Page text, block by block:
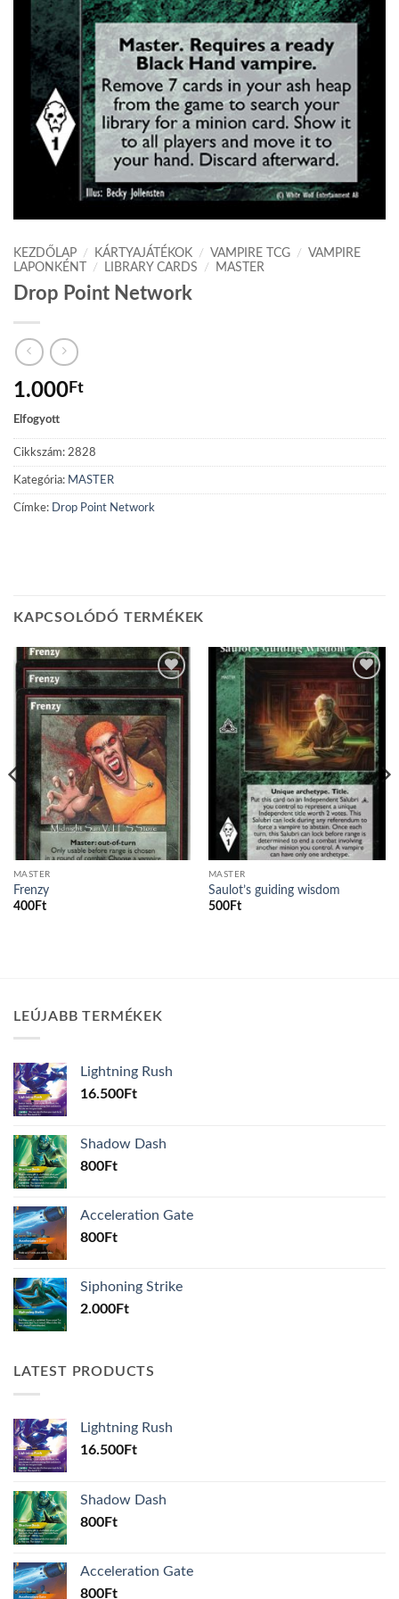
KEZDŐLAP / KÁRTYAJÁTÉKOK / VAMPIRE TCG /
VAMPIRE
LAPONKÉNT
/ LIBRARY CARDS / MASTER
Drop Point Network
1.000Ft
Elfogyott
Cikkszám: 2828
Kategória: MASTER
Címke: Drop Point Network
KAPCSOLÓDÓ TERMÉKEK
Add to
wishlist
MASTER
Frenzy
400Ft
Add to
wishlist
MASTER
Saulot’s guiding wisdom
500Ft
LEÚJABB TERMÉKEK
Lightning Rush
16.500Ft
Shadow Dash
800Ft
Acceleration Gate
800Ft
Siphoning Strike
2.000Ft
LATEST PRODUCTS
Lightning Rush
16.500Ft
Shadow Dash
800Ft
Acceleration Gate
800Ft